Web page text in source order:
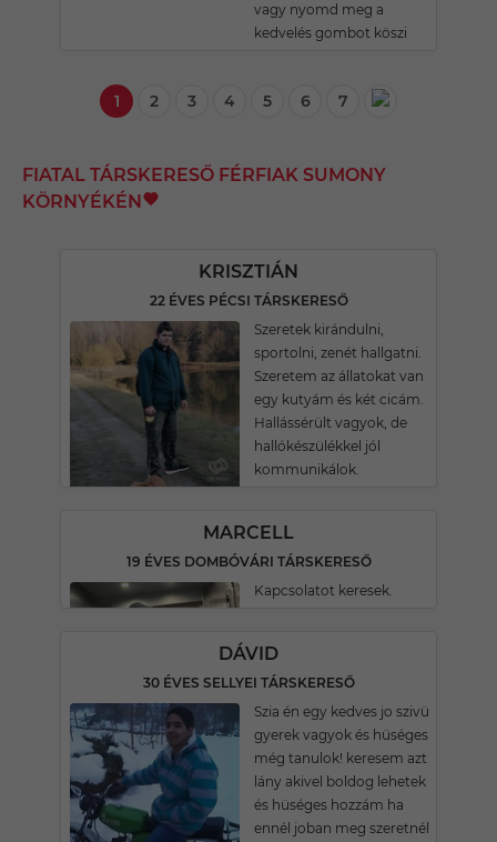
vagy nyomd meg a
kedvelés gombot köszi
1 2 3 4 5 6 7
FIATAL TÁRSKERESŐ FÉRFIAK SUMONY
KÖRNYÉKÉN
KRISZTIÁN
22 ÉVES PÉCSI TÁRSKERESŐ
Szeretek kirándulni,
sportolni, zenét hallgatni.
Szeretem az állatokat van
egy kutyám és két cicám.
Hallássérült vagyok, de
hallókészülékkel jól
kommunikálok.
MARCELL
19 ÉVES DOMBÓVÁRI TÁRSKERESŐ
Kapcsolatot keresek.
DÁVID
30 ÉVES SELLYEI TÁRSKERESŐ
Szia én egy kedves jo szivü
gyerek vagyok és hüséges
még tanulok! keresem azt
lány akivel boldog lehetek
és hüséges hozzám ha
ennél joban meg szeretnél